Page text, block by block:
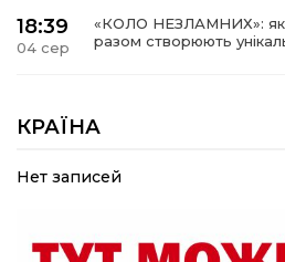
18:39
04 сер
«КОЛО НЕЗЛАМНИХ»: як
разом створюють
04 сер
прикордоння до
19:36
Пишіть листи самому
КРАЇНА
Нет записей